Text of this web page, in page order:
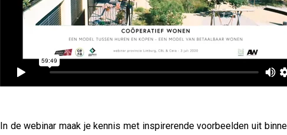
In de webinar maak je kennis met inspirerende voorbeelden uit